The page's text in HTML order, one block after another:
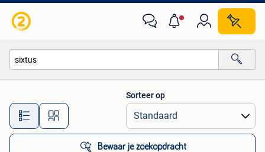
Alle afstanden…
Sorteer op
Bewaar je zoekopdracht